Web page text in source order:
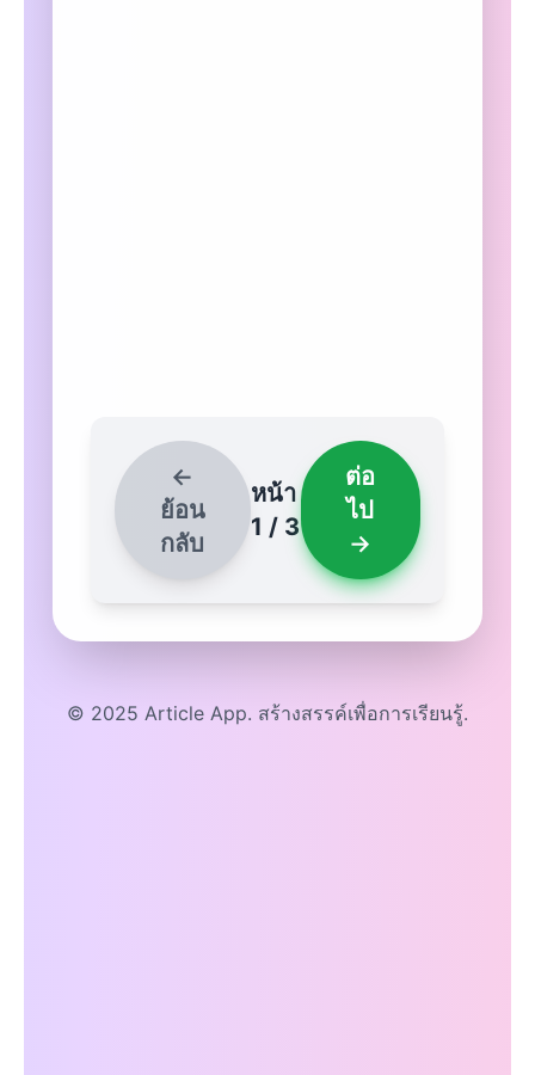
←
ย้อน
กลับ
หน้า
1 / 3
ต่อ
ไป
→
© 2025 Article App. สร้างสรรค์เพื่อการเรียนรู้.